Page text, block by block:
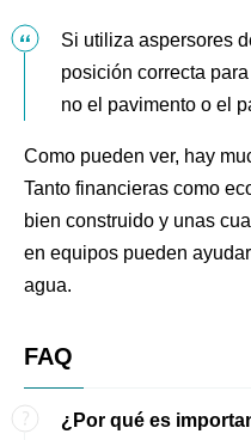
Si utiliza aspersores
posición correcta
no el pavimento o el
Como pueden ver, hay
Tanto financieras como
bien construido y unas
en equipos pueden
agua.
FAQ
¿Por qué es